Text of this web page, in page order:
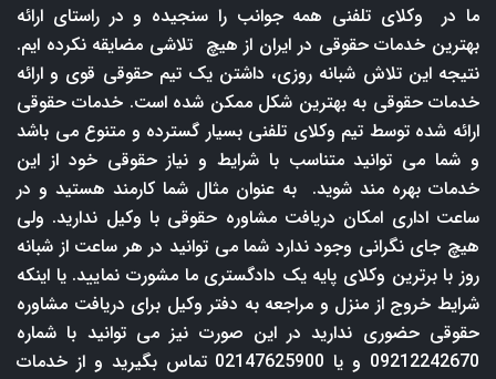
ما در وکلای تلفنی همه جوانب را سنجیده و در راستای ارائه
بهترین خدمات حقوقی در ایران از هیچ تلاشی مضایقه نکرده ایم.
نتیجه این تلاش شبانه روزی، داشتن یک تیم حقوقی قوی و ارائه
خدمات حقوقی به بهترین شکل ممکن شده است. خدمات حقوقی
ارائه شده توسط تیم وکلای تلفنی بسیار گسترده و متنوع می باشد
و شما می توانید متناسب با شرایط و نیاز حقوقی خود از این
خدمات بهره مند شوید. به عنوان مثال شما کارمند هستید و در
ساعت اداری امکان دریافت مشاوره حقوقی با وکیل ندارید. ولی
هیچ جای نگرانی وجود ندارد شما می توانید در هر ساعت از شبانه
روز با برترین وکلای پایه یک دادگستری ما مشورت نمایید. یا اینکه
شرایط خروج از منزل و مراجعه به دفتر وکیل برای دریافت مشاوره
حقوقی حضوری ندارید در این صورت نیز می توانید با شماره
09212242670 و یا 02147625900 تماس بگیرید و از خدمات